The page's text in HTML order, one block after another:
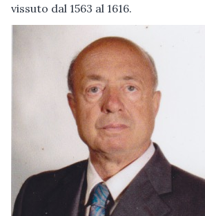
vissuto dal 1563 al 1616.